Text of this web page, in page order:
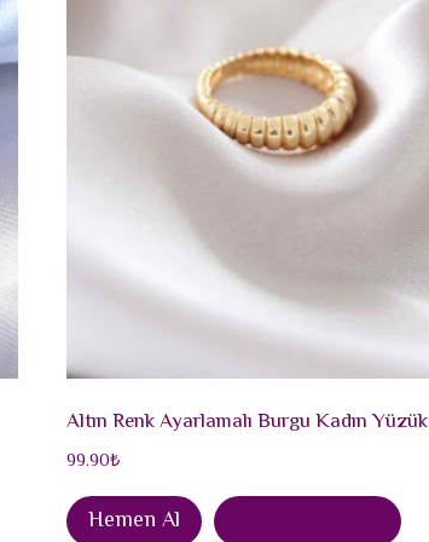
Altın Renk Ayarlamalı Burgu Kadın Yüzük
99.90₺
Hemen Al